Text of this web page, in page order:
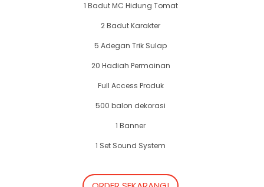
1 Badut MC Hidung Tomat
2 Badut Karakter
5 Adegan Trik Sulap
20 Hadiah Permainan
Full Access Produk
500 balon dekorasi
1 Banner
1 Set Sound System